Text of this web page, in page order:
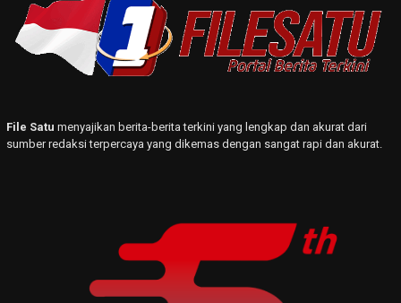
File Satu menyajikan berita-berita terkini yang lengkap dan akurat dari
sumber redaksi terpercaya yang dikemas dengan sangat rapi dan akurat.